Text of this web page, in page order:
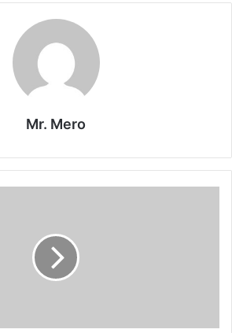
Mr. Mero
أوروبا: